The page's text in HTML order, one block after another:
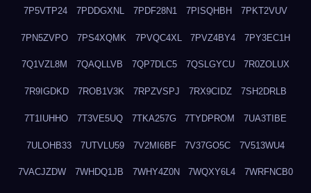
7P5VTP24 7PDDGXNL 7PDF28N1 7PISQHBH 7PKT2VUV
7PN5ZVPO 7PS4XQMK 7PVQC4XL 7PVZ4BY4 7PY3EC1H
7Q1VZL8M 7QAQLLVB 7QP7DLC5 7QSLGYCU 7R0ZOLUX
7R9IGDKD 7ROB1V3K 7RPZVSPJ 7RX9CIDZ 7SH2DRLB
7T1IUHHO 7T3VE5UQ 7TKA257G 7TYDPROM 7UA3TIBE
7ULOHB33 7UTVLU59 7V2MI6BF 7V37GO5C 7V513WU4
7VACJZDW 7WHDQ1JB 7WHY4Z0N 7WQXY6L4 7WRFNCB0